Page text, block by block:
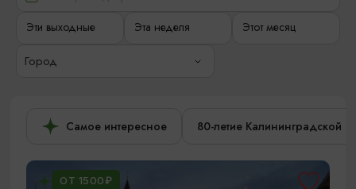
Эти выходные Эта неделя Этот месяц
Город
Самое интересное 80-летие Калининградской
ОТ 1500₽